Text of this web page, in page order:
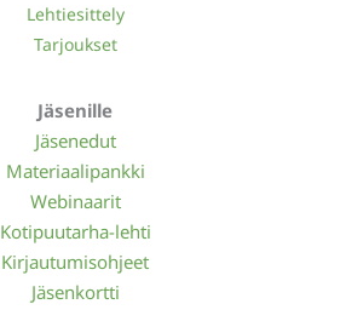
Lehtiesittely
Tarjoukset
Jäsenille
Jäsenedut
Materiaalipankki
Webinaarit
Kotipuutarha-lehti
Kirjautumisohjeet
Jäsenkortti